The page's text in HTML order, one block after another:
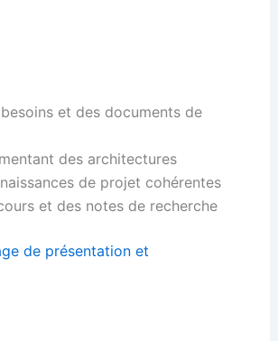
et des documents de
des architectures
de projet cohérentes
et des notes de recherche
de présentation et